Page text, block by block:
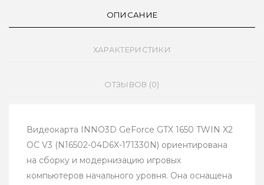
ОПИСАНИЕ
ХАРАКТЕРИСТИКИ
ОТЗЫВОВ (0)
Видеокарта INNO3D GeForce GTX 1650 TWIN X2
OC V3 (N16502-04D6X-171330N) ориентирована
на сборку и модернизацию игровых
компьютеров начального уровня. Она оснащена